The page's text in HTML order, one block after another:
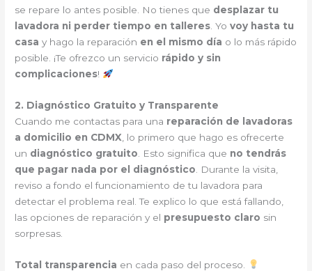
se repare lo antes posible. No tienes que desplazar tu
lavadora ni perder tiempo en talleres . Yovoy hasta tu
casa y hago la reparación en el mismo día o lo más rápido
posible. ¡Te ofrezco un servicio rápido y sin
complicaciones!
2. Diagnóstico Gratuito y Transparente
Cuando me contactas para una reparación de lavadoras
a domicilio en CDMX , lo primero que hago es ofrecerte
un diagnóstico gratuito . Esto significa que no tendrás
que pagar nada por el diagnóstico . Durante la visita,
reviso a fondo el funcionamiento de tu lavadora para
detectar el problema real. Te explico lo que está fallando,
las opciones de reparación y el presupuesto claro sin
sorpresas.
Total transparencia en cada paso del proceso.